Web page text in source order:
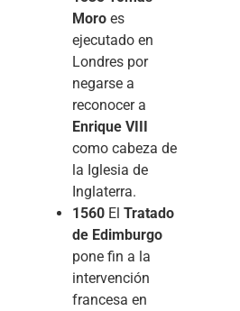
Moro es
ejecutado en
Londres por
negarse a
reconocer a
Enrique VIII
como cabeza de
la Iglesia de
Inglaterra.
1560 El Tratado
de Edimburgo
pone fin a la
intervención
francesa en